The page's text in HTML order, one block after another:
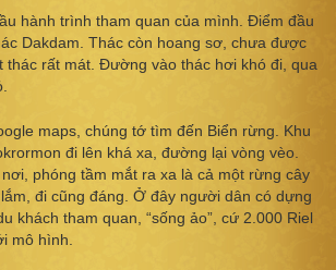
hành trình tham quan của mình. Điểm đầu
Dakdam. Thác còn hoang sơ, chưa được
thác rất mát. Đường vào thác hơi khó đi, qua
maps, chúng tớ tìm đến Biển rừng. Khu
đi lên khá xa, đường lại vòng vèo.
phóng tầm mắt ra xa là cả một rừng cây
đi cũng đáng. Ở đây người dân có dựng
khách tham quan, “sống ảo”, cứ 2.000 Riel
mô hình.